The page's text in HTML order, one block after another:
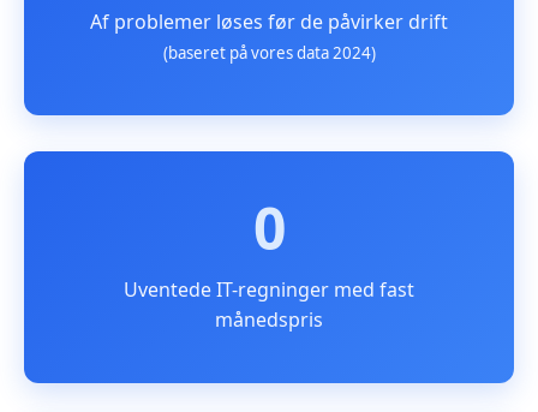
Af problemer løses før de påvirker drift
(baseret på vores data 2024)
0
Uventede IT-regninger med fast
månedspris